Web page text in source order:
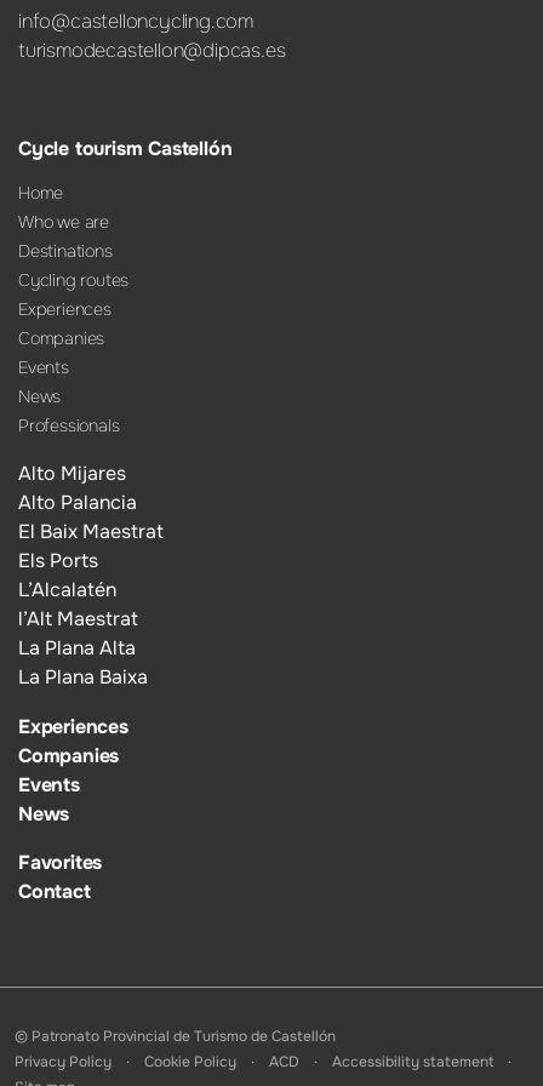
info@castelloncycling.com
turismodecastellon@dipcas.es
Cycle tourism Castellón
Home
Who we are
Destinations
Cycling routes
Experiences
Companies
Events
News
Professionals
Alto Mijares
Alto Palancia
El Baix Maestrat
Els Ports
L’Alcalatén
l’Alt Maestrat
La Plana Alta
La Plana Baixa
Experiences
Companies
Events
News
Favorites
Contact
© Patronato Provincial de Turismo de Castellón
Privacy Policy
Cookie Policy ACD
Accessibility statement